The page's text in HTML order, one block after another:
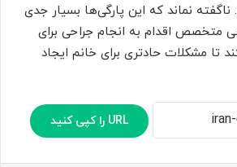
نماند که این پارگی‌ها بسیار جدی
متخصص اقدام به انجام جراحی برای
تا مشکلات حادتری برای خانم ایجاد
URL را کپی کنید